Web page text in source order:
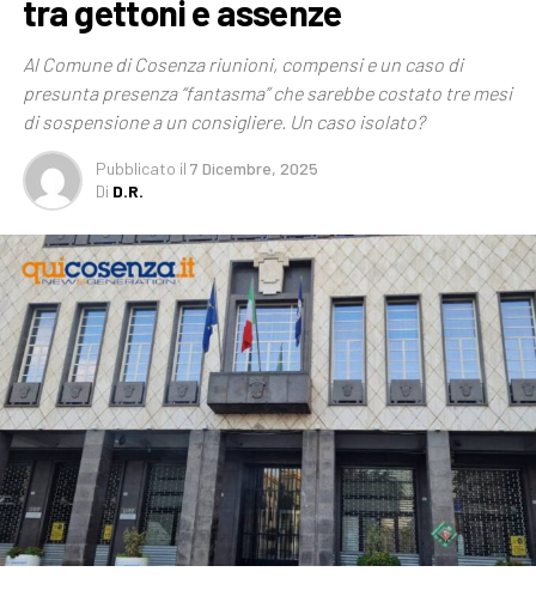
tra gettoni e assenze
Al Comune di Cosenza riunioni, compensi e un caso di
presunta presenza “fantasma” che sarebbe costato tre mesi
di sospensione a un consigliere. Un caso isolato?
Pubblicato il 7 Dicembre, 2025
Di D.R.